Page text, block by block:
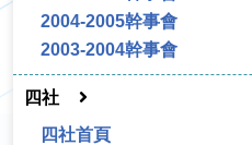
2004-2005幹事會
2003-2004幹事會
四社
四社首頁